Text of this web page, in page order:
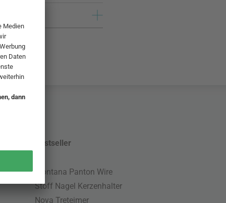
Bestseller
Montana Panton Wire
Stoff Nagel Kerzenhalter
Nova Treteimer